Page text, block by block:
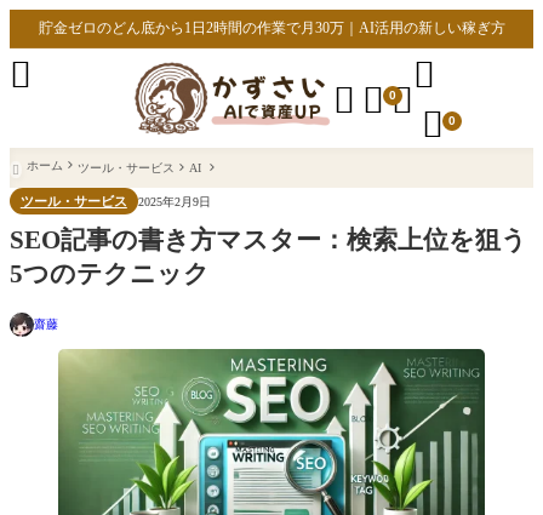
貯金ゼロのどん底から1日2時間の作業で月30万｜AI活用の新しい稼ぎ方
  0

 0

 ホーム ツール・サービス AI
ツール・サービス 2025年2月9日
SEO記事の書き方マスター：検索上位を狙う
5つのテクニック
齋藤